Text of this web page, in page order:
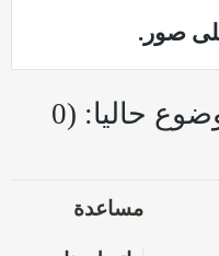
صور.
الاعضاء يشاهدون الموضوع حاليا: (0
مساعدة